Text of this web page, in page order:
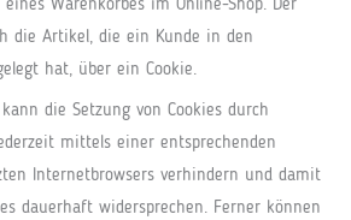
eines Warenkorbes im Online-Shop. Der
die Artikel, die ein Kunde in den
hat, über ein Cookie.
die Setzung von Cookies durch
mittels einer entsprechenden
Internetbrowsers verhindern und damit
dauerhaft widersprechen. Ferner können